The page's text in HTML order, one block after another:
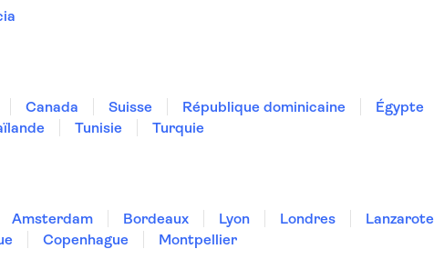
Canada Suisse République dominicaine Égypte
Tunisie
Turquie
Amsterdam Bordeaux Lyon Londres Lanzarote
Copenhague
Montpellier